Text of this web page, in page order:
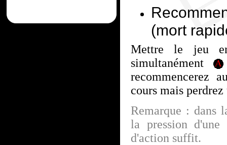
(mort
Mettre le jeu
simultanément
recommencerez
cours mais
Remarque : dans
la pression d'une
d'action suffit.